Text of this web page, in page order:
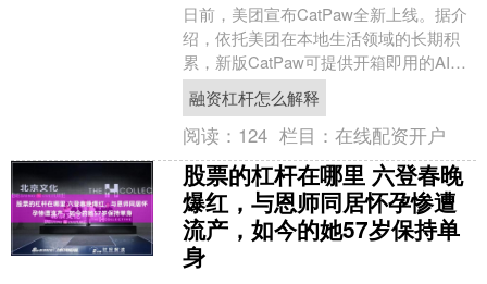
日前，美团宣布CatPaw全新上线。据介
绍，依托美团在本地生活领域的长期积
累，新版CatPaw可提供开箱即用的AI工
作台，以及企业级Agent开发与托管能
力，帮....
融资杠杆怎么解释
阅读： 124 栏目：在线配资开户
股票的杠杆在哪里 六登春晚
爆红，与恩师同居怀孕惨遭
流产，如今的她57岁保持单
身